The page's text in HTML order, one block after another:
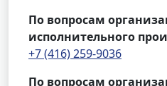
По вопросам
исполнительного
+7 (416) 259-9036
По вопросам